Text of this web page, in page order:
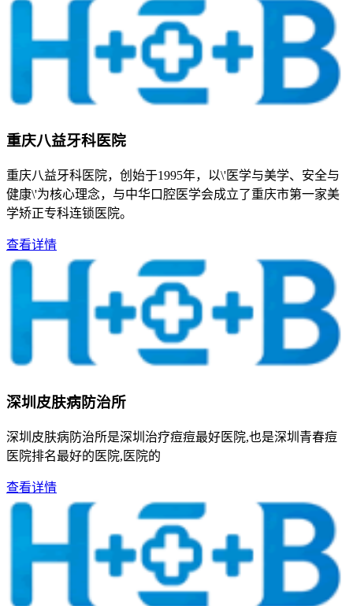
重庆八益牙科医院
重庆八益牙科医院，创始于1995年，以\'医学与美学、安全与
健康\'为核心理念，与中华口腔医学会成立了重庆市第一家美
学矫正专科连锁医院。
查看详情
深圳皮肤病防治所
深圳皮肤病防治所是深圳治疗痘痘最好医院,也是深圳青春痘
医院排名最好的医院,医院的
查看详情